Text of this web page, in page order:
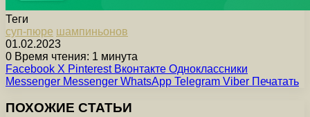
Теги
суп-пюре шампиньонов
01.02.2023
0 Время чтения: 1 минута
Facebook X Pinterest Вконтакте Одноклассники
Messenger Messenger WhatsApp Telegram Viber Печатать
ПОХОЖИЕ СТАТЬИ